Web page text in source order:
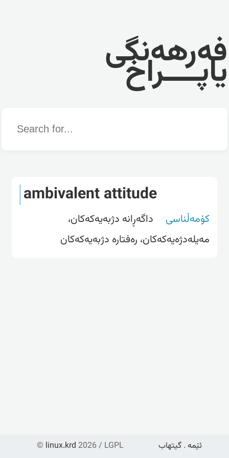
فەرهەنگی
یاپــــراخ
Word
ambivalent attitude
کۆمەڵناسی
داگەڕانە دژبەیەکەکان،
مەیلەدژەیەکەکان، رەفتارە دژبەیەکەکان
© linux.krd 2026 / LGPL ئێمە . گیتهاب